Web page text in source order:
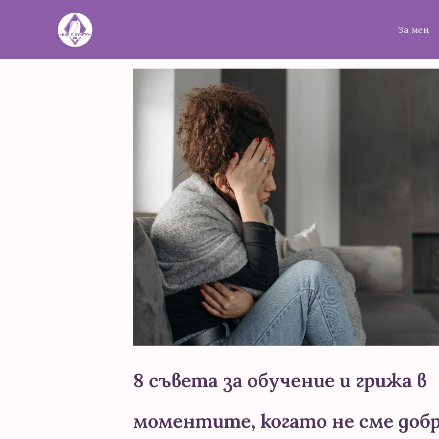
За мен
8 съвета за обучение и грижа в
моментите, когато не сме